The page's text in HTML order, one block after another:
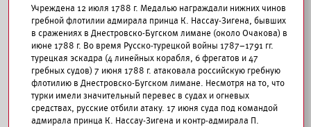
Учреждена 12 июля 1788 г. Медалью награждали нижних чинов
гребной флотилии адмирала принца К. Нассау-Зигена, бывших
в сражениях в Днестровско-Бугском лимане (около Очакова) в
июне 1788 г. Во время Русско-турецкой войны 1787–1791 гг.
турецкая эскадра (4 линейных корабля, 6 фрегатов и 47
гребных судов) 7 июня 1788 г. атаковала российскую гребную
флотилию в Днестровско-Бугском лимане. Несмотря на то, что
турки имели значительный перевес в судах и огневых
средствах, русские отбили атаку. 17 июня суда под командой
адмирала принца К. Нассау-Зигена и контр-адмирала П.